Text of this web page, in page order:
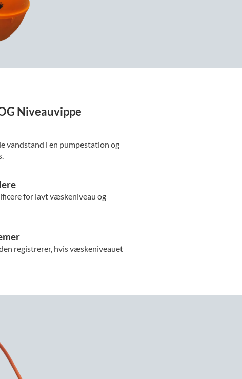
Niveauvippe
vandstand i en pumpestation og
for lavt væskeniveau og
registrerer, hvis væskeniveauet